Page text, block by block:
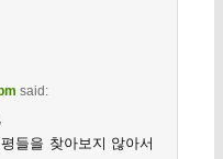
said:
들을 찾아보지 않아서